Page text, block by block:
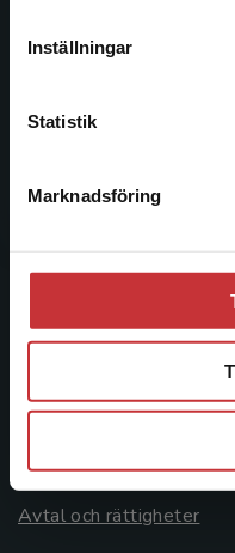
Inställningar
Statistik
Marknadsföring
Kundservice
046-31 21 00
Systemkrav
Allmänna länkar
Om oss
Avtal och rättigheter